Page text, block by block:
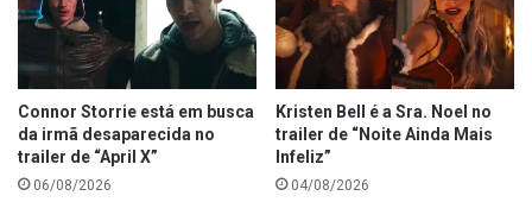
Connor Storrie está em busca
da irmã desaparecida no
trailer de “April X”
06/08/2026
Kristen Bell é a Sra. Noel no
trailer de “Noite Ainda Mais
Infeliz”
04/08/2026